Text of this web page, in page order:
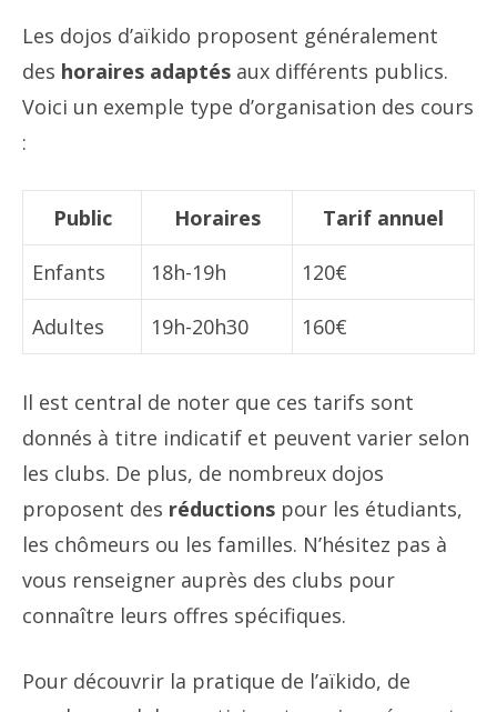
Les dojos d’aïkido proposent généralement
des horaires adaptés aux différents publics.
Voici un exemple type d’organisation des cours
:
Public Horaires Tarif annuel
Enfants 18h-19h 120€
Adultes 19h-20h30 160€
Il est central de noter que ces tarifs sont
donnés à titre indicatif et peuvent varier selon
les clubs. De plus, de nombreux dojos
proposent des réductions pour les étudiants,
les chômeurs ou les familles. N’hésitez pas à
vous renseigner auprès des clubs pour
connaître leurs offres spécifiques.
Pour découvrir la pratique de l’aïkido, de